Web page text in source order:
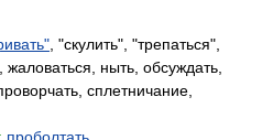
, "скулить", "трепаться",
жаловаться, ныть, обсуждать,
сплетничание,